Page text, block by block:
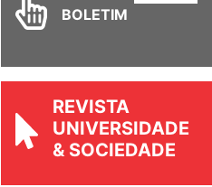
BOLETIM
REVISTA
UNIVERSIDADE
& SOCIEDADE